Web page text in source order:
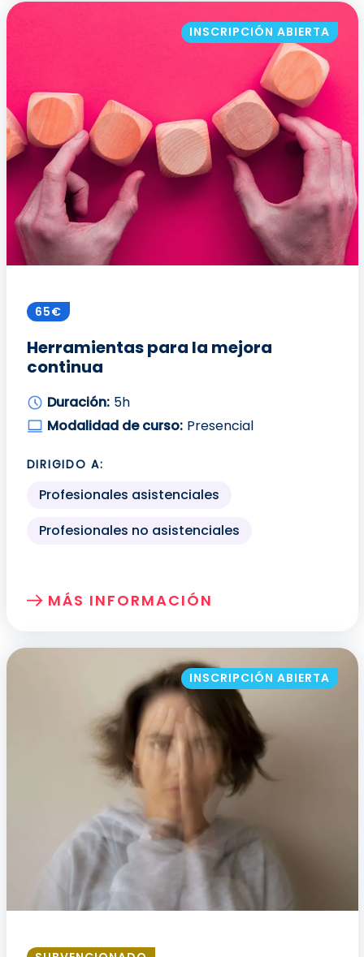
65€
Herramientas para la mejora
continua
Duración: 5h
Modalidad de curso: Presencial
DIRIGIDO A:
Profesionales asistenciales
Profesionales no asistenciales
MÁS INFORMACIÓN
SOBRE: HERRAMIENTAS PARA LA
INSCRIPCIÓN ABIERTA
INSCRIPCIÓN ABIERTA